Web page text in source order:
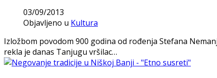
03/09/2013
Objavljeno u Kultura
Izložbom povodom 900 godina od rođenja Stefana
rekla je danas Tanjugu vršilac…